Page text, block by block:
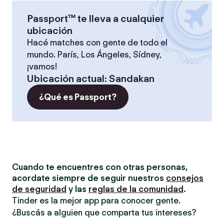
Passport™ te lleva a cualquier
ubicación
Hacé matches con gente de todo el
mundo. París, Los Ángeles, Sídney,
¡vamos!
Ubicación actual: Sandakan
¿Qué es Passport?
Cuando te encuentres con otras personas,
acordate siempre de seguir nuestros consejos
de seguridad y las reglas de la comunidad .
Tinder es la mejor app para conocer gente.
¿Buscás a alguien que comparta tus intereses?